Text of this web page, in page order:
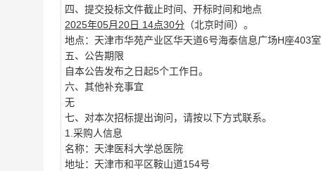
四、提交投标文件截止时间、开标时间和地点
2025年05月20日 14点30分 （北京时间）。
地点：天津市华苑产业区华天道6号海泰信息广场H座403室
五、公告期限
自本公告发布之日起5个工作日。
六、其他补充事宜
无
七、对本次招标提出询问，请按以下方式联系。
1.采购人信息
名称：天津医科大学总医院
地址：天津市和平区鞍山道154号